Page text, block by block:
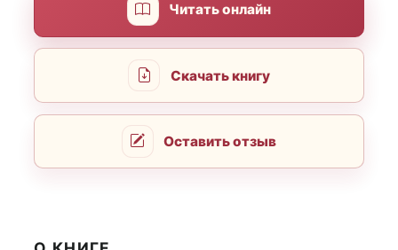
Читать онлайн
Скачать книгу
Оставить отзыв